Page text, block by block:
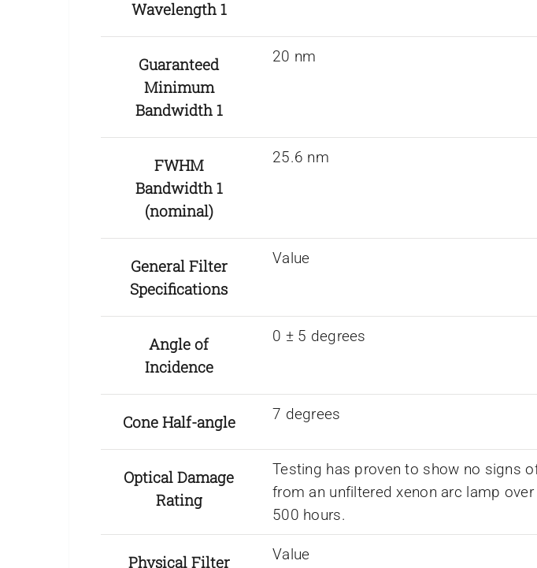
Wavelength 1
Guaranteed
Minimum
Bandwidth 1
20 nm
FWHM
Bandwidth 1
(nominal)
25.6 nm
General Filter
Specifications
Value
Angle of
Incidence
0 ± 5 degrees
Cone Half-angle 7 degrees
Optical Damage
Rating
Testing has proven to show no signs
from an unfiltered xenon arc lamp
500 hours.
Physical Filter
Value